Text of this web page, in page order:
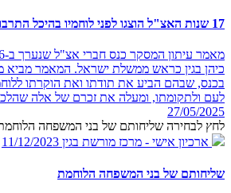
17 שנות האצ"ל הוצגו לפני לוחמיו בהיכל התרבות
כיהן בגין כראש ממשלת ישראל. המאמר מביא
בכנס, שבהם הביע את תודתו ואת הוקרתו
לעם ולתקומתו, ומעלה את זכרם של אלה
27/05/2025
לחץ לבחירה שליחותם של בני המשפחה
ארכיון אישי - מרכז מורשת בגין 11/12/2023
שליחותם של בני המשפחה הלוחמת